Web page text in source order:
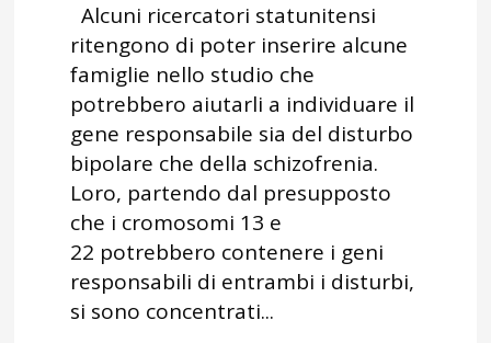
Alcuni ricercatori statunitensi
ritengono di poter inserire alcune
famiglie nello studio che
potrebbero aiutarli a individuare il
gene responsabile sia del disturbo
bipolare che della schizofrenia.
Loro, partendo dal presupposto
che i cromosomi 13 e
22 potrebbero contenere i geni
responsabili di entrambi i disturbi,
si sono concentrati...